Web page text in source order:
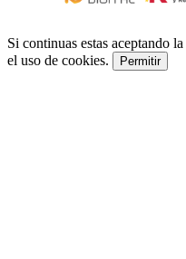
Si continuas estas aceptando la
el uso de cookies.
Permitir